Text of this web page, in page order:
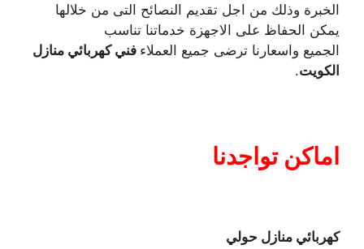
الخبرة وذلك من اجل تقديم النصائح التى من خلالها
يمكن الحفاظ على الاجهزة خدماتنا تناسب
الجميع واسعارنا ترضى جميع العملاء فني كهربائي منازل
الكويت.
اماكن تواجدنا
كهربائي منازل حولي